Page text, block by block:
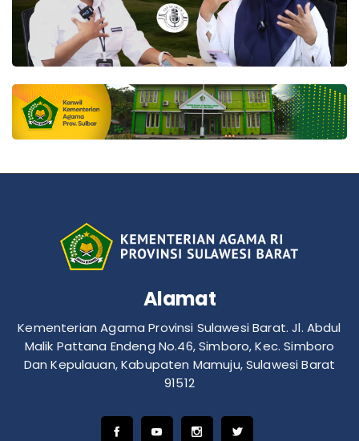
Alamat
Kementerian Agama Provinsi Sulawesi Barat. Jl. Abdul
Malik Pattana Endeng No.46, Simboro, Kec. Simboro
Dan Kepulauan, Kabupaten Mamuju, Sulawesi Barat
91512